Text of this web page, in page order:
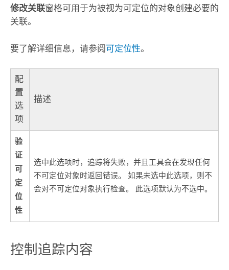
修改关联窗格可用于为被视为可定位的对象创建必要的
关联。
要了解详细信息，请参阅可定位性。
配
置
选
项
描述
验
证
可
定
位
性
选中此选项时，追踪将失败，并且工具会在发现任何
不可定位对象时返回错误。 如果未选中此选项，则不
会对不可定位对象执行检查。 此选项默认为不选中。
控制追踪内容